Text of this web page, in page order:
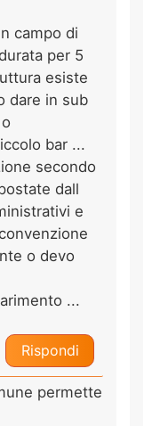
campo di
per 5
esiste
dare in sub
bar ...
secondo
dall
e
o devo
...
Rispondi
permette